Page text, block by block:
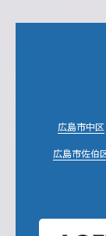
広島市中区
広島市佐伯